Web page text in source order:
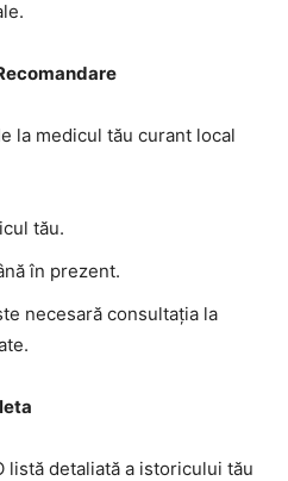
la medicul tău curant local
tău.
în prezent.
necesară consultația la
listă detaliată a istoricului tău